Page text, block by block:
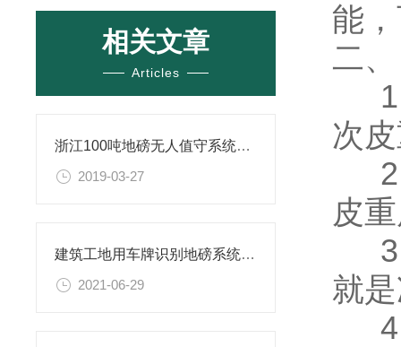
相关文章
Articles
浙江100吨地磅无人值守系统案例
2019-03-27
建筑工地用车牌识别地磅系统可以解决混乱问题
2021-06-29
能
二
1
次
2
皮
3
就
4